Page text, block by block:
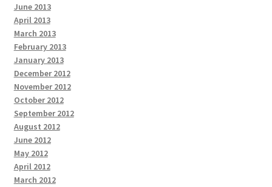
June 2013
April 2013
March 2013
February 2013
January 2013
December 2012
November 2012
October 2012
September 2012
August 2012
June 2012
May 2012
April 2012
March 2012